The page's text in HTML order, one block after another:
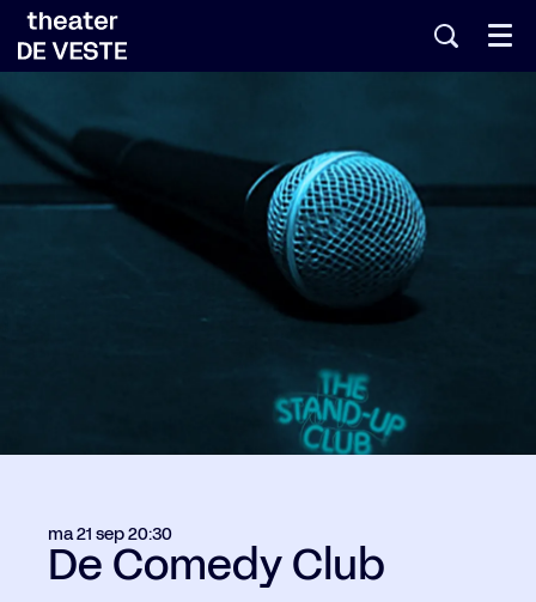
Menu
De Comedy Club
ma 21 sep20:30